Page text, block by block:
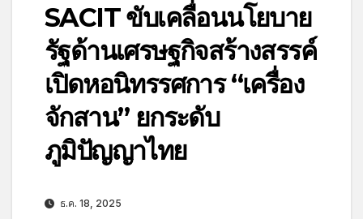
SACIT ขับเคลื่อนนโยบาย
รัฐด้านเศรษฐกิจสร้างสรรค์
เปิดหอนิทรรศการ “เครื่อง
จักสาน” ยกระดับ
ภูมิปัญญาไทย
ธ.ค. 18, 2025